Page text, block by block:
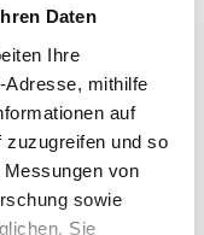
Daten
Ihre
Adresse, mithilfe
auf
zuzugreifen und so
von
sowie
Sie